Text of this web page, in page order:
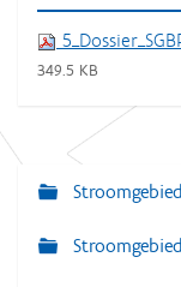
349.5 KB
N
a